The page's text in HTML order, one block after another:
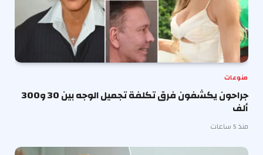
منوعات
جراحون يكشفون فرق تكلفة تجميل الوجه بين 30 و300
ألف
منذ 5 ساعات